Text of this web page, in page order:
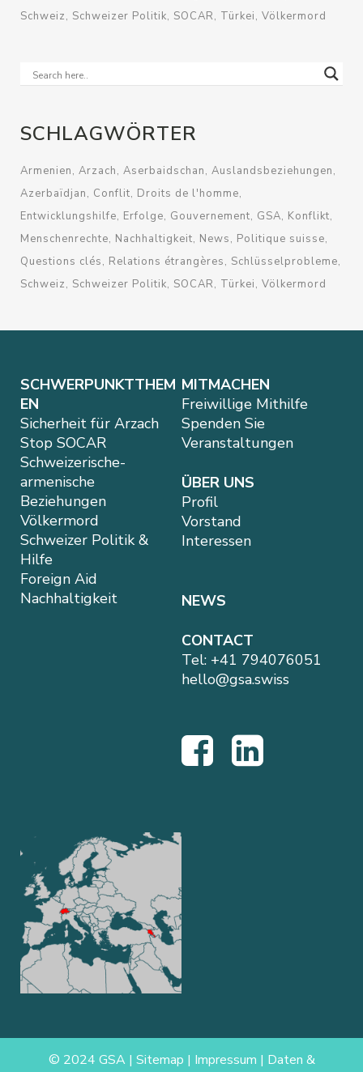
Schweiz
Schweizer Politik SOCAR Türkei Völkermord
SCHLAGWÖRTER
Armenien Arzach Aserbaidschan Auslandsbeziehungen
Azerbaïdjan
Conflit Droits de l'homme
Entwicklungshilfe Erfolge Gouvernement GSA Konflikt
Menschenrechte Nachhaltigkeit News
Politique suisse
Questions clés
Relations étrangères
Schlüsselprobleme
Schweiz
Schweizer Politik SOCAR Türkei Völkermord
SCHWERPUNKTTHEM
EN
Sicherheit für Arzach
Stop SOCAR
Schweizerische-
armenische
Beziehungen
Völkermord
Schweizer Politik &
Hilfe
Foreign Aid
Nachhaltigkeit
MITMACHEN
Freiwillige Mithilfe
Spenden Sie
Veranstaltungen
ÜBER UNS
Profil
Vorstand
Interessen
NEWS
CONTACT
Tel: +41 794076051
hello@gsa.swiss
© 2024 GSA | Sitemap | Impressum | Daten &